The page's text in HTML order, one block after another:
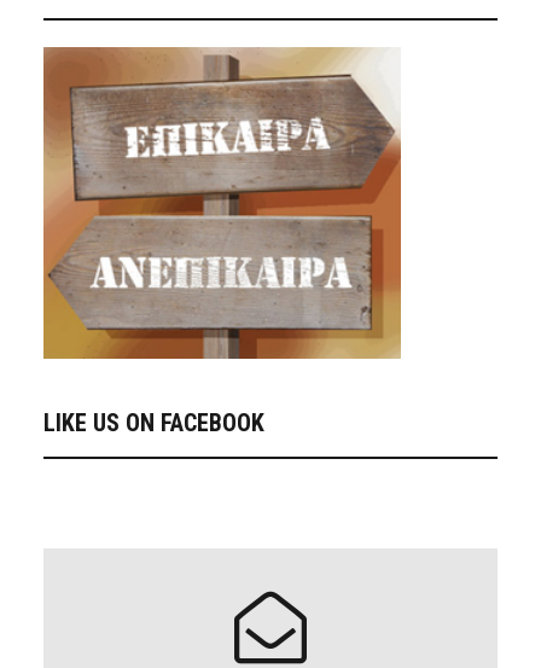
LIKE US ON FACEBOOK